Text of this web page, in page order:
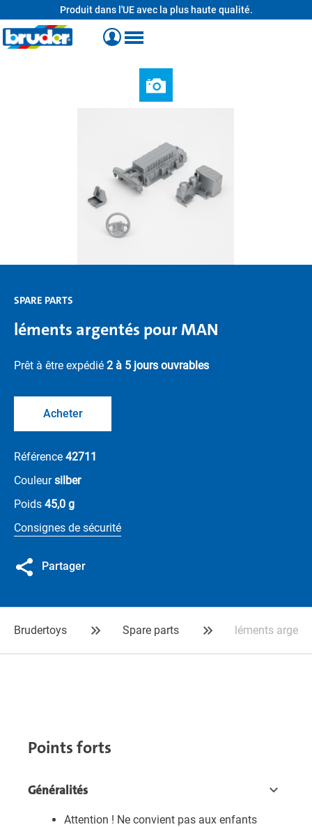
Produit dans l'UE avec la plus haute qualité.
SPARE PARTS
léments argentés pour MAN
Prêt à être expédié 2 à 5 jours ouvrables
Acheter
Référence 42711
Couleursilber
Poids 45,0 g
Consignes de sécurité
Partager
Brudertoys Spare parts léments
Points forts
Généralités
Attention ! Ne convient pas aux enfants